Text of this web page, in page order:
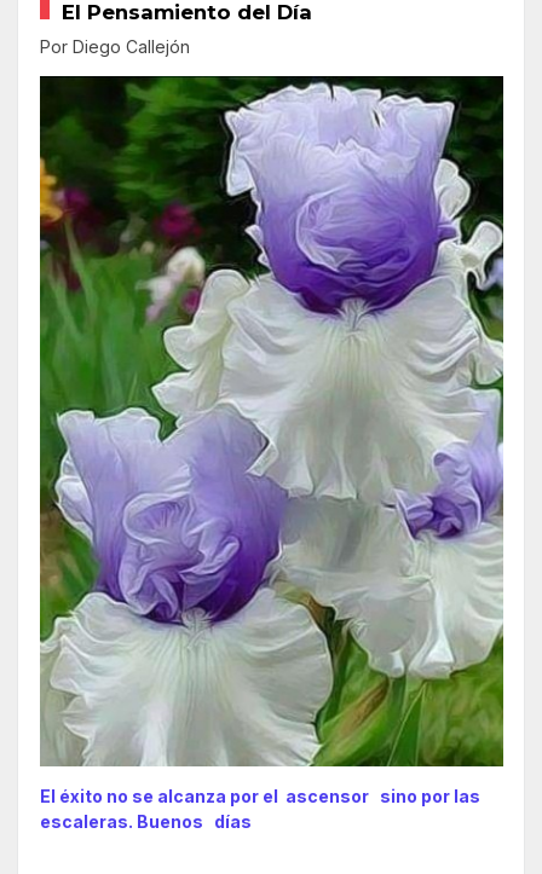
El Pensamiento del Día
Por Diego Callejón
El éxito no se alcanza por el ascensor sino por las
escaleras. Buenos días